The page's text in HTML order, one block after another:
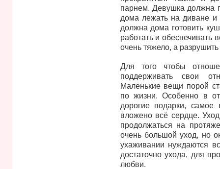
парнем. Девушка должна
дома лежать на диване
должна дома готовить
работать и
очень тяжело, а
Для того чтобы
поддерживать свои
Маленькие вещи порой
по жизни. Особенно в
дорогие подарки,
вложено всё сердце.
продолжаться на
очень большой уход, но
ухаживании нуждаются
достаточно ухода, для
любви.